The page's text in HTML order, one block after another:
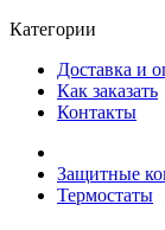
Категории
Доставка и
Как заказать
Контакты
Защитные
Термостаты